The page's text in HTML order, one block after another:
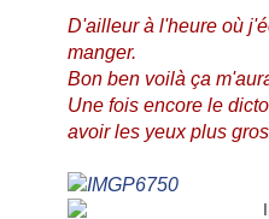
D'ailleur à l'heure où
manger.
Bon ben voilà ça
Une fois encore le
avoir les yeux plus